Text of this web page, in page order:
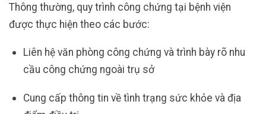
Thông thường, quy trình công chứng tại bệnh viện
được thực hiện theo các bước:
Liên hệ văn phòng công chứng và trình bày rõ nhu
cầu công chứng ngoài trụ sở
Cung cấp thông tin về tình trạng sức khỏe và địa